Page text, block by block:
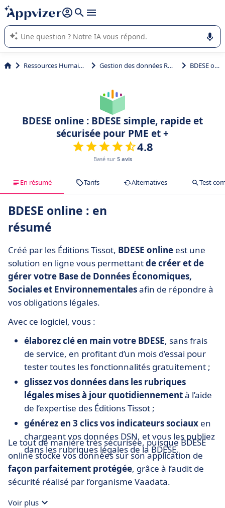
répondre (plusieurs lignes avec
L'IA de Appvizer vous guide dans l'utilisation ou la sélection de
logiciel SaaS en entreprise.
Ressources Humaines (RH) Gestion des données RH (BDESE) BDESE online
BDESE online : BDESE simple, rapide et
sécurisée pour PME et +
4.8
Basé sur 5 avis
En résumé Tarifs Alternatives Test
BDESE online : en
résumé
Créé par les Éditions Tissot, BDESE online est une
solution en ligne vous permettantde créer et de
gérer votre Base de Données Économiques,
Sociales et Environnementalesafin de répondre à
vos obligations légales.
Avec ce logiciel, vous :
élaborez clé en main votre BDESE, sans frais
de service, en profitant d’un mois d’essai pour
tester toutes les fonctionnalités gratuitement ;
glissez vos données dans les rubriques
légales mises à jour quotidiennementà l’aide
de l’expertise des Éditions Tissot ;
générez en 3 clics vos indicateurs sociaux en
chargeant vos données DSN, et vous les publiez
dans les rubriques légales de la BDESE.
Le tout de manière très sécurisée, puisque BDESE
online stocke vos données sur son application de
façon parfaitement protégée, grâce à l’audit de
sécurité réalisé par l’organisme Vaadata.
Voir plus